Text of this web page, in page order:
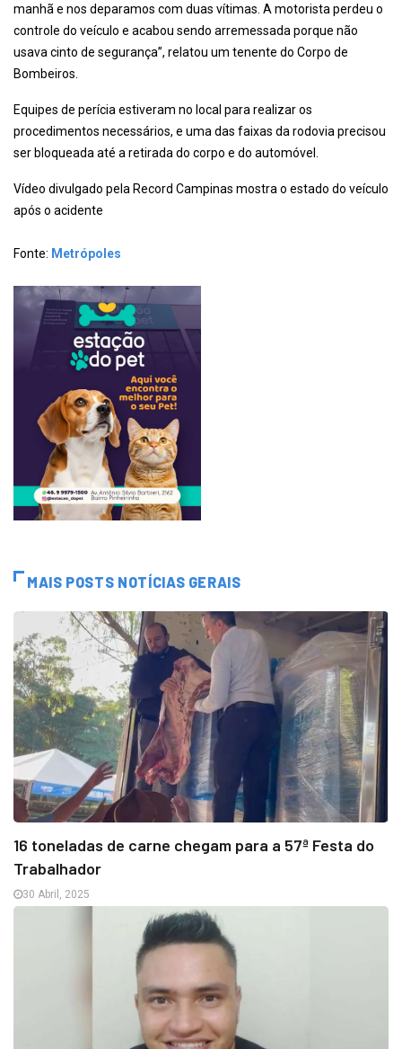
manhã e nos deparamos com duas vítimas. A motorista perdeu o
controle do veículo e acabou sendo arremessada porque não
usava cinto de segurança”, relatou um tenente do Corpo de
Bombeiros.
Equipes de perícia estiveram no local para realizar os
procedimentos necessários, e uma das faixas da rodovia precisou
ser bloqueada até a retirada do corpo e do automóvel.
Vídeo divulgado pela Record Campinas mostra o estado do veículo
após o acidente
Fonte: Metrópoles
MAIS POSTS NOTÍCIAS GERAIS
16 toneladas de carne chegam para a 57ª Festa do
Trabalhador
30 Abril, 2025